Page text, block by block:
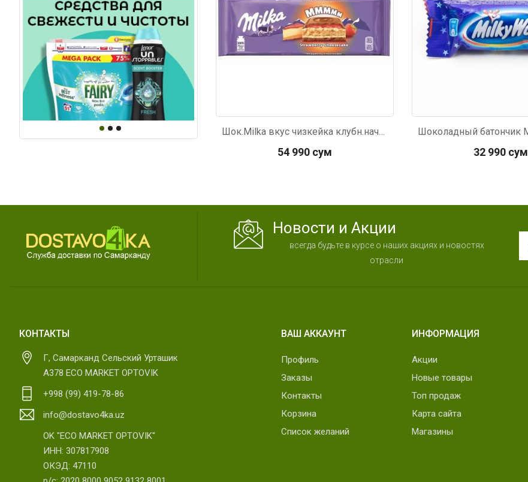
Шок.Milka вкус чизкейка клубн.начин.300г
54 990 сум 32 990 сум
Новости и Акции
всегда будьте в курсе о наших акциях и новостях
отрасли
КОНТАКТЫ
Г, Самарканд Сельский Урташик
А378 ECO MARKET OPTOVIK
+998 (99) 419-78-86
info@dostavo4ka.uz
OK "ECO MARKET OPTOVIK"
ИНН: 307817908
ОКЭД: 47110
ВАШ АККАУНТ
Профиль
Заказы
Контакты
Корзина
Список желаний
ИНФОРМАЦИЯ
Акции
Новые товары
Топ продаж
Карта сайта
Магазины